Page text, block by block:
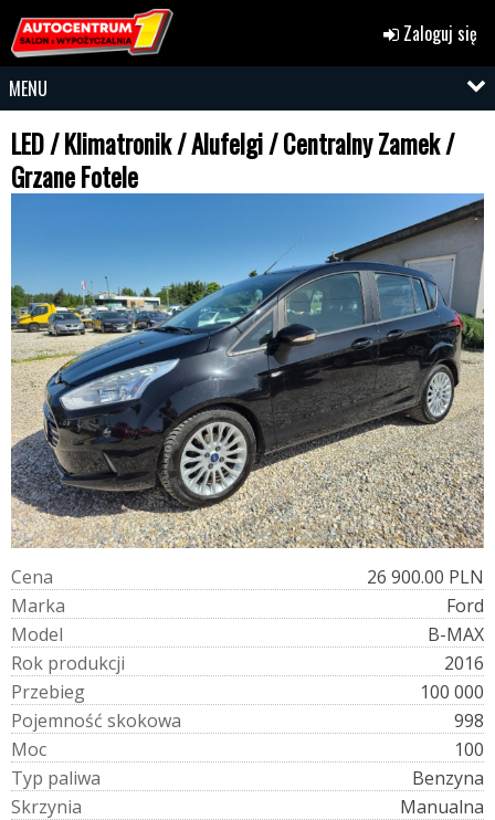
Zaloguj się
MENU
LED / Klimatronik / Alufelgi / Centralny Zamek /
Grzane Fotele
Cena
26 900.00 PLN
Marka
Ford
Model
B-MAX
Rok produkcji
2016
Przebieg
100 000
Pojemność skokowa
998
Moc
100
Typ paliwa
Benzyna
Skrzynia
Manualna